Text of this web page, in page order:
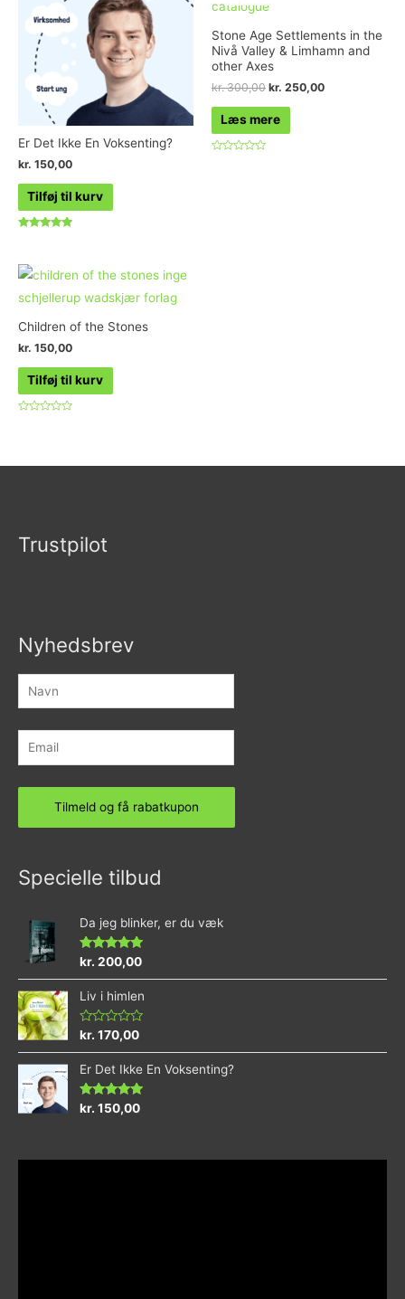
Er Det Ikke En Voksenting?
kr. 150,00
Tilføj til kurv
Stone Age Settlements in the
Nivå Valley & Limhamn and
other Axes
kr.300,00 kr. 250,00
Læs mere
Children of the Stones
kr. 150,00
Tilføj til kurv
Trustpilot
Nyhedsbrev
Specielle tilbud
Da jeg blinker, er du væk
Vurderet
ud af 5
kr. 200,00
Liv i himlen
Vurderet
ud
af
5
kr. 170,00
Er Det Ikke En Voksenting?
Vurderet
ud af 5
kr. 150,00